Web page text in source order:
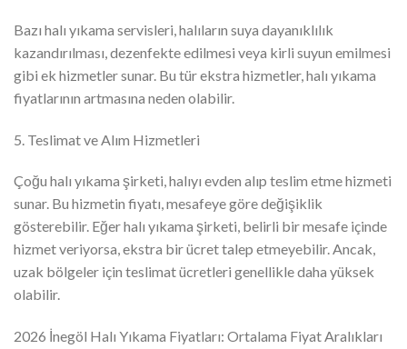
Bazı halı yıkama servisleri, halıların suya dayanıklılık
kazandırılması, dezenfekte edilmesi veya kirli suyun emilmesi
gibi ek hizmetler sunar. Bu tür ekstra hizmetler, halı yıkama
fiyatlarının artmasına neden olabilir.
5. Teslimat ve Alım Hizmetleri
Çoğu halı yıkama şirketi, halıyı evden alıp teslim etme hizmeti
sunar. Bu hizmetin fiyatı, mesafeye göre değişiklik
gösterebilir. Eğer halı yıkama şirketi, belirli bir mesafe içinde
hizmet veriyorsa, ekstra bir ücret talep etmeyebilir. Ancak,
uzak bölgeler için teslimat ücretleri genellikle daha yüksek
olabilir.
2026 İnegöl Halı Yıkama Fiyatları: Ortalama Fiyat Aralıkları